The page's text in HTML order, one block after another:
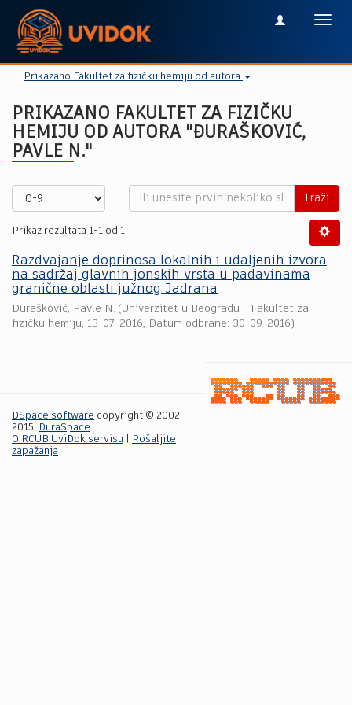
Prikazano Fakultet za fizičku hemiju od autora
PRIKAZANO FAKULTET ZA FIZIČKU
HEMIJU OD AUTORA "ĐURAŠKOVIĆ,
PAVLE N."
Traži
Prikaz rezultata 1-1 od 1
Razdvajanje doprinosa lokalnih i udaljenih izvora
na sadržaj glavnih jonskih vrsta u padavinama
granične oblasti južnog Jadrana
Đurašković, Pavle N. (Univerzitet u Beogradu - Fakultet za
fizičku hemiju, 13-07-2016, Datum odbrane: 30-09-2016)
DSpace software copyright © 2002-
2015
DuraSpace
O RCUB UviDok servisu
Pošaljite
zapažanja